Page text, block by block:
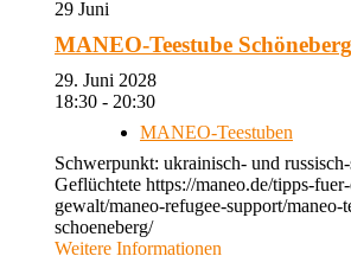
29 Juni
MANEO-Teestube Schöneberg
29. Juni 2028
18:30 - 20:30
MANEO-Teestuben
Schwerpunkt: ukrainisch- und
Geflüchtete https://maneo.de/tipps-
gewalt/maneo-refugee-support/maneo-
schoeneberg/
Weitere Informationen